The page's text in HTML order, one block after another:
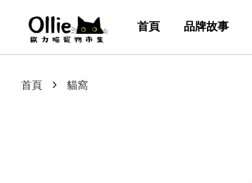
首頁 品牌故事
首頁 › 貓窩